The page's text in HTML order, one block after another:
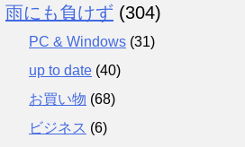
雨にも負けず (304)
PC & Windows (31)
up to date (40)
お買い物 (68)
ビジネス (6)